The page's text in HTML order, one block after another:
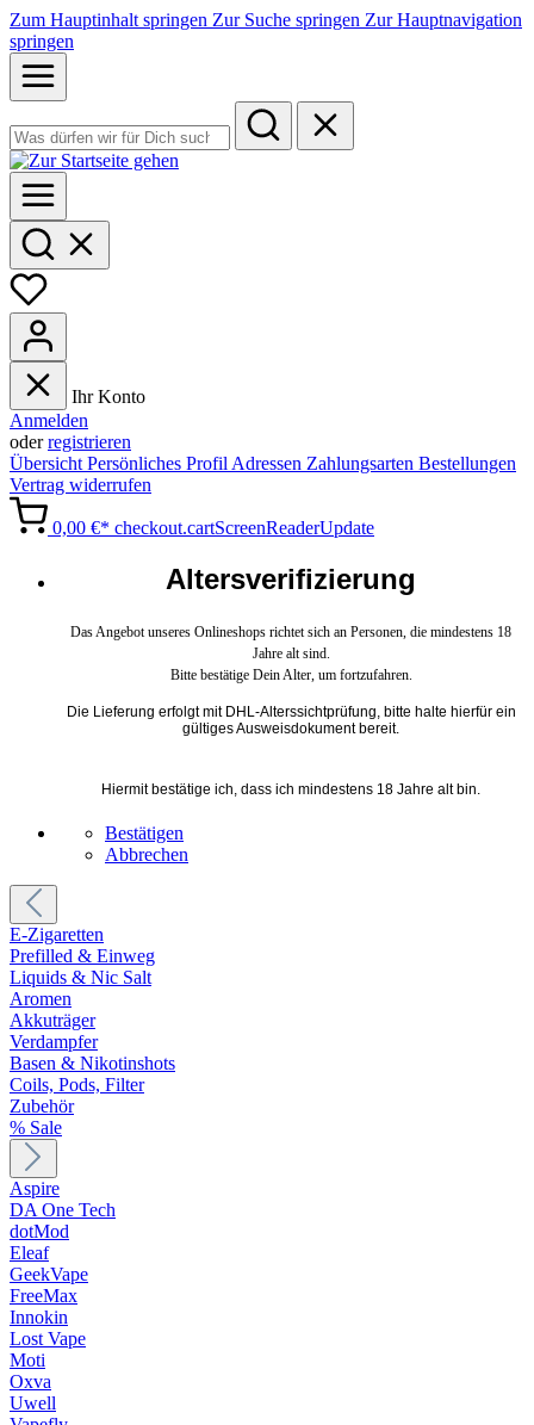
Zum Hauptinhalt springen Zur Suche springen Zur Hauptnavigation
springen
Ihr Konto
Anmelden
oderregistrieren
Übersicht Persönliches Profil Adressen Zahlungsarten Bestellungen
Vertrag widerrufen
0,00 €* checkout.cartScreenReaderUpdate
Altersverifizierung
Das Angebot unseres Onlineshops richtet sich an Personen, die mindestens 18
Jahre alt sind.
Bitte bestätige Dein Alter, um fortzufahren.
Die Lieferung erfolgt mit DHL-Alterssichtprüfung, bitte halte hierfür ein
gültiges Ausweisdokument bereit.
Hiermit bestätige ich, dass ich mindestens 18 Jahre alt bin.
Bestätigen
Abbrechen
E-Zigaretten
Prefilled & Einweg
Liquids & Nic Salt
Aromen
Akkuträger
Verdampfer
Basen & Nikotinshots
Coils, Pods, Filter
Zubehör
% Sale
Aspire
DA One Tech
dotMod
Eleaf
GeekVape
FreeMax
Innokin
Lost Vape
Moti
Oxva
Uwell